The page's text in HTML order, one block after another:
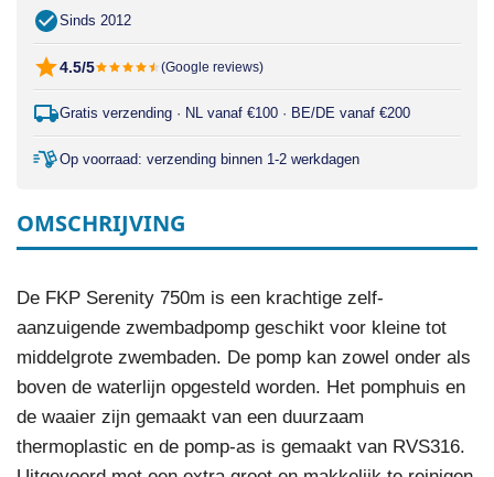
Sinds 2012
4.5/5 (Google reviews)
Gratis verzending · NL vanaf €100 · BE/DE vanaf €200
Op voorraad: verzending binnen 1-2 werkdagen
OMSCHRIJVING
De FKP Serenity 750m is een krachtige zelf-
aanzuigende zwembadpomp geschikt voor kleine tot
middelgrote zwembaden. De pomp kan zowel onder als
boven de waterlijn opgesteld worden. Het pomphuis en
de waaier zijn gemaakt van een duurzaam
thermoplastic en de pomp-as is gemaakt van RVS316.